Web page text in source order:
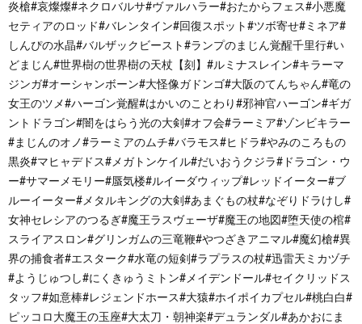
炎槍#哀燦燦#ネクロバルサ#ヴァルハラー#おたからフェス#小悪魔
セティアのロッド#バレンタイン#回復スポット#ツボ寄せ#ミネア#
しんぴの水晶#バルザックビースト#ランプのまじん覚醒千里行#い
どまじん#世界樹の世界樹の天杖【刻】#ルミナスレイン#キラーマ
ジンガ#オーシャンボーン#大怪像ガドンゴ#大阪のてんちゃん#竜の
女王のツメ#ハーゴン覚醒#はかいのことわり#邪神官ハーゴン#ギガ
ントドラゴン#闇をはらう光の大剣#オフ会#ラーミア#ゾンビキラー
#まじんのオノ#ラーミアのムチ#バラモス#ヒドラ#やみのころもの
黒炎#マヒャデドス#メガトンケイル#だいおうクジラ#ドラゴン・ウ
ー#サマーメモリー#蜃気楼#ルイーダウィップ#レッドイーター#ブ
ルーイーター#メタルキングの大剣#あまぐもの杖#なぞりドラけし#
女神セレシアのつるぎ#魔王ラスヴェーザ#魔王の地図#堕天使の棺#
スライアスロン#グリンガムの三竜鞭#やつざきアニマル#魔幻槍#異
界の捕食者#エスターク#水竜の短剣#ラプラスの杖#迅雷天ミカヅチ
#ようじゅつし#にくきゅうミトン#メイデンドール#セイクリッドス
タッフ#如意棒#レジェンドホース#大猿#ホイポイカプセル#桃白白#
ピッコロ大魔王の玉座#大太刀・朝神楽#デュランダル#あかおにま